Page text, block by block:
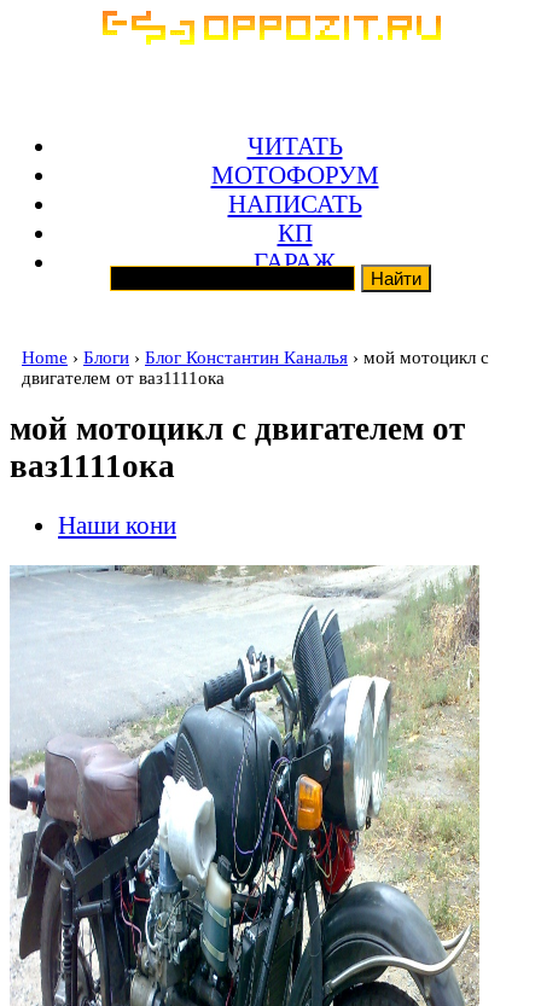
ЧИТАТЬ
МОТОФОРУМ
НАПИСАТЬ
КП
ГАРАЖ
Home › Блоги › Блог Константин Каналья › мой мотоцикл с
двигателем от ваз1111ока
мой мотоцикл с двигателем от
ваз1111ока
Наши кони